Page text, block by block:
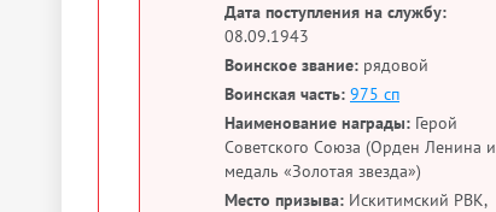
Дата поступления на службу:
08.09.1943
Воинское звание: рядовой
Воинская часть: 975 сп
Наименование награды: Герой
Советского Союза (Орден Ленина и
медаль «Золотая звезда»)
Место призыва: Искитимский РВК,